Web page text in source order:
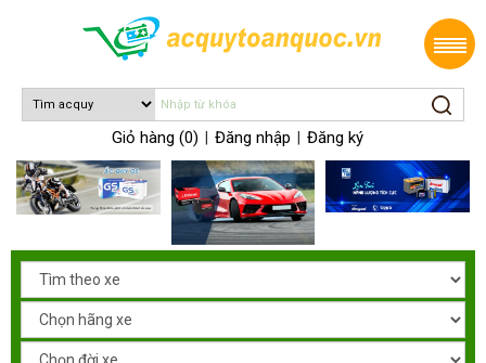
Giỏ hàng (0) Đăng nhập Đăng ký